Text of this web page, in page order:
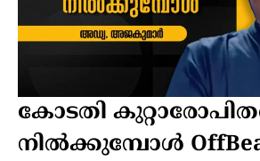
കോടതി
നിൽക്കുമ്പോൾ